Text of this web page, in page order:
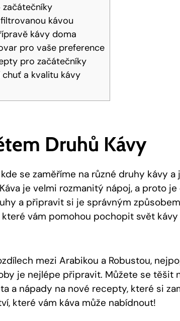
kávou
kávy doma
pro vaše preference
pro začátečníky
a kvalitu kávy
Druhů Kávy
se zaměříme na různé druhy kávy a
je velmi rozmanitý nápoj, a proto
a připravit si je správným
vám pomohou pochopit svět
mezi Arabikou a Robustou,
je nejlépe připravit. Můžete se těšit
a nápady na nové recepty, které si
které vám káva může nabídnout!